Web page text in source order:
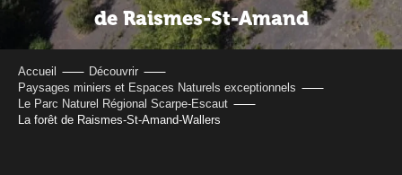
de Raismes-St-Amand
Accueil
Découvrir
Paysages miniers et Espaces Naturels exceptionnels
Le Parc Naturel Régional Scarpe-Escaut
La forêt de Raismes-St-Amand-Wallers